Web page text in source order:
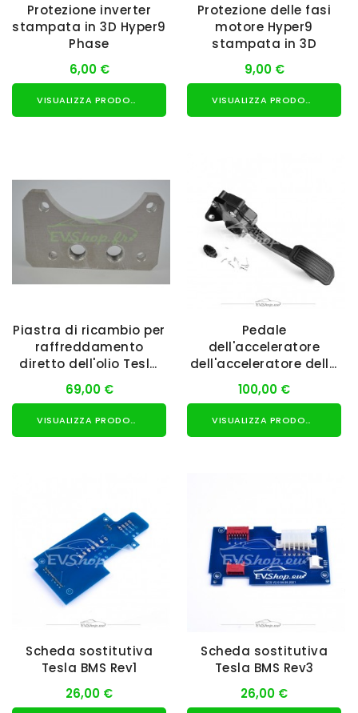
Protezione inverter
stampata in 3D Hyper9
Phase
6,00 €
VISUALIZZA PRODOTTO
Protezione delle fasi
motore Hyper9
stampata in 3D
9,00 €
VISUALIZZA PRODOTTO
Piastra di ricambio per
raffreddamento
diretto dell'olio Tesla
SDU
69,00 €
VISUALIZZA PRODOTTO
Pedale
dell'acceleratore
dell'acceleratore della
Prius II
100,00 €
VISUALIZZA PRODOTTO
Scheda sostitutiva
Tesla BMS Rev1
26,00 €
Scheda sostitutiva
Tesla BMS Rev3
26,00 €